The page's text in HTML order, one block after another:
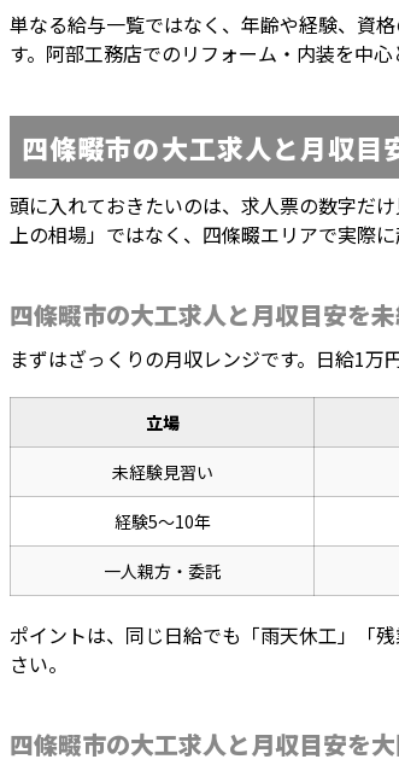
単なる給与一覧ではなく、年齢や経験、資
す。阿部工務店でのリフォーム・内装を中
四條畷市の大工求人と月収目
頭に入れておきたいのは、求人票の数字だ
上の相場」ではなく、四條畷エリアで実際
四條畷市の大工求人と月収目安を
まずはざっくりの月収レンジです。日給1万
立場
未経験見習い
経験5〜10年
一人親方・委託
ポイントは、同じ日給でも「雨天休工」「
さい。
四條畷市の大工求人と月収目安を